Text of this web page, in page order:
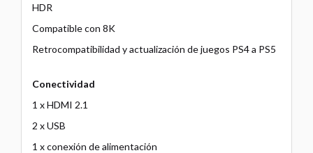
HDR
Compatible con 8K
Retrocompatibilidad y actualización de juegos PS4 a PS5
Conectividad
1 x HDMI 2.1
2 x USB
1 x conexión de alimentación